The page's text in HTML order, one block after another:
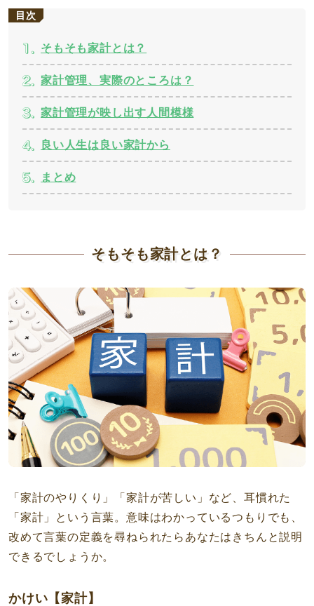
目次
そもそも家計とは？
家計管理、実際のところは？
家計管理が映し出す人間模様
良い人生は良い家計から
まとめ
そもそも家計とは？
「家計のやりくり」「家計が苦しい」など、耳慣れた
「家計」という言葉。意味はわかっているつもりでも、
改めて言葉の定義を尋ねられたらあなたはきちんと説明
できるでしょうか。
かけい【家計】